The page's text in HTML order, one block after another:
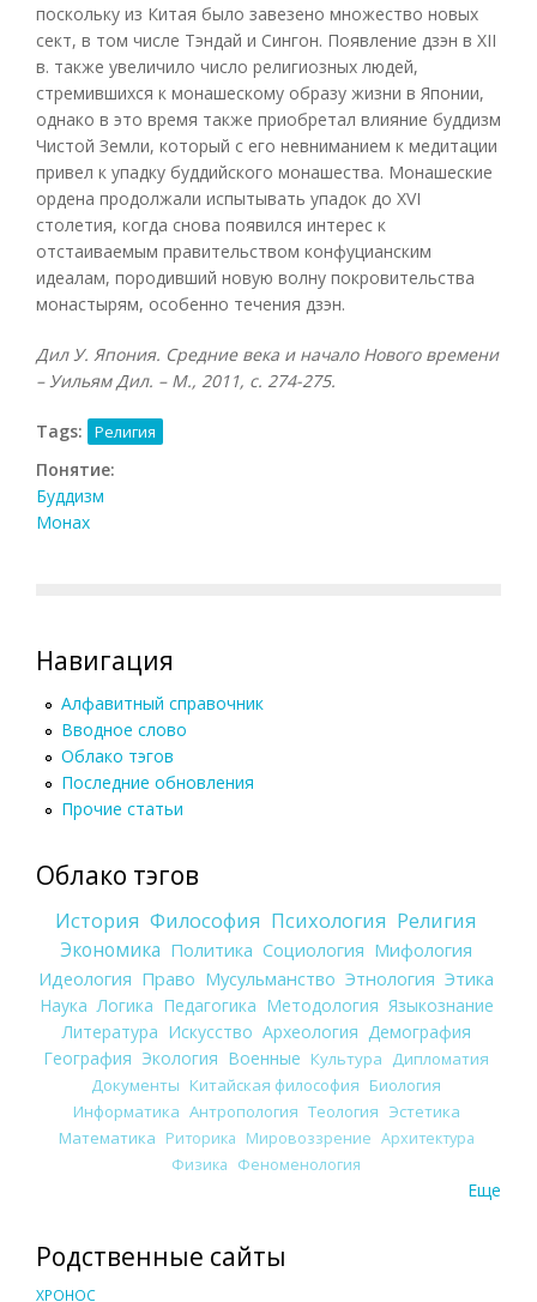
поскольку из Китая было завезено множество новых
сект, в том числе Тэндай и Сингон. Появление дзэн в XII
в. также увеличило число религиозных людей,
стремившихся к монашескому образу жизни в Японии,
однако в это время также приобретал влияние буддизм
Чистой Земли, который с его невниманием к медитации
привел к упадку буддийского монашества. Монашеские
ордена продолжали испытывать упадок до XVI
столетия, когда снова появился интерес к
отстаиваемым правительством конфуцианским
идеалам, породивший новую волну покровительства
монастырям, особенно течения дзэн.
Дил У. Япония. Средние века и начало Нового времени
– Уильям Дил. – М., 2011, с. 274-275.
Tags: Религия
Понятие:
Буддизм
Монах
Навигация
Алфавитный справочник
Вводное слово
Облако тэгов
Последние обновления
Прочие статьи
Облако тэгов
История Философия Психология Религия
Экономика Политика Социология Мифология
Идеология Право Мусульманство Этнология Этика
Наука Логика Педагогика Методология Языкознание
Литература Искусство Археология Демография
География Экология Военные Культура
Дипломатия
Документы Китайская философия Биология
Информатика Антропология Теология Эстетика
Математика Риторика Мировоззрение Архитектура
Физика Феноменология
Еще
Родственные сайты
ХРОНОС